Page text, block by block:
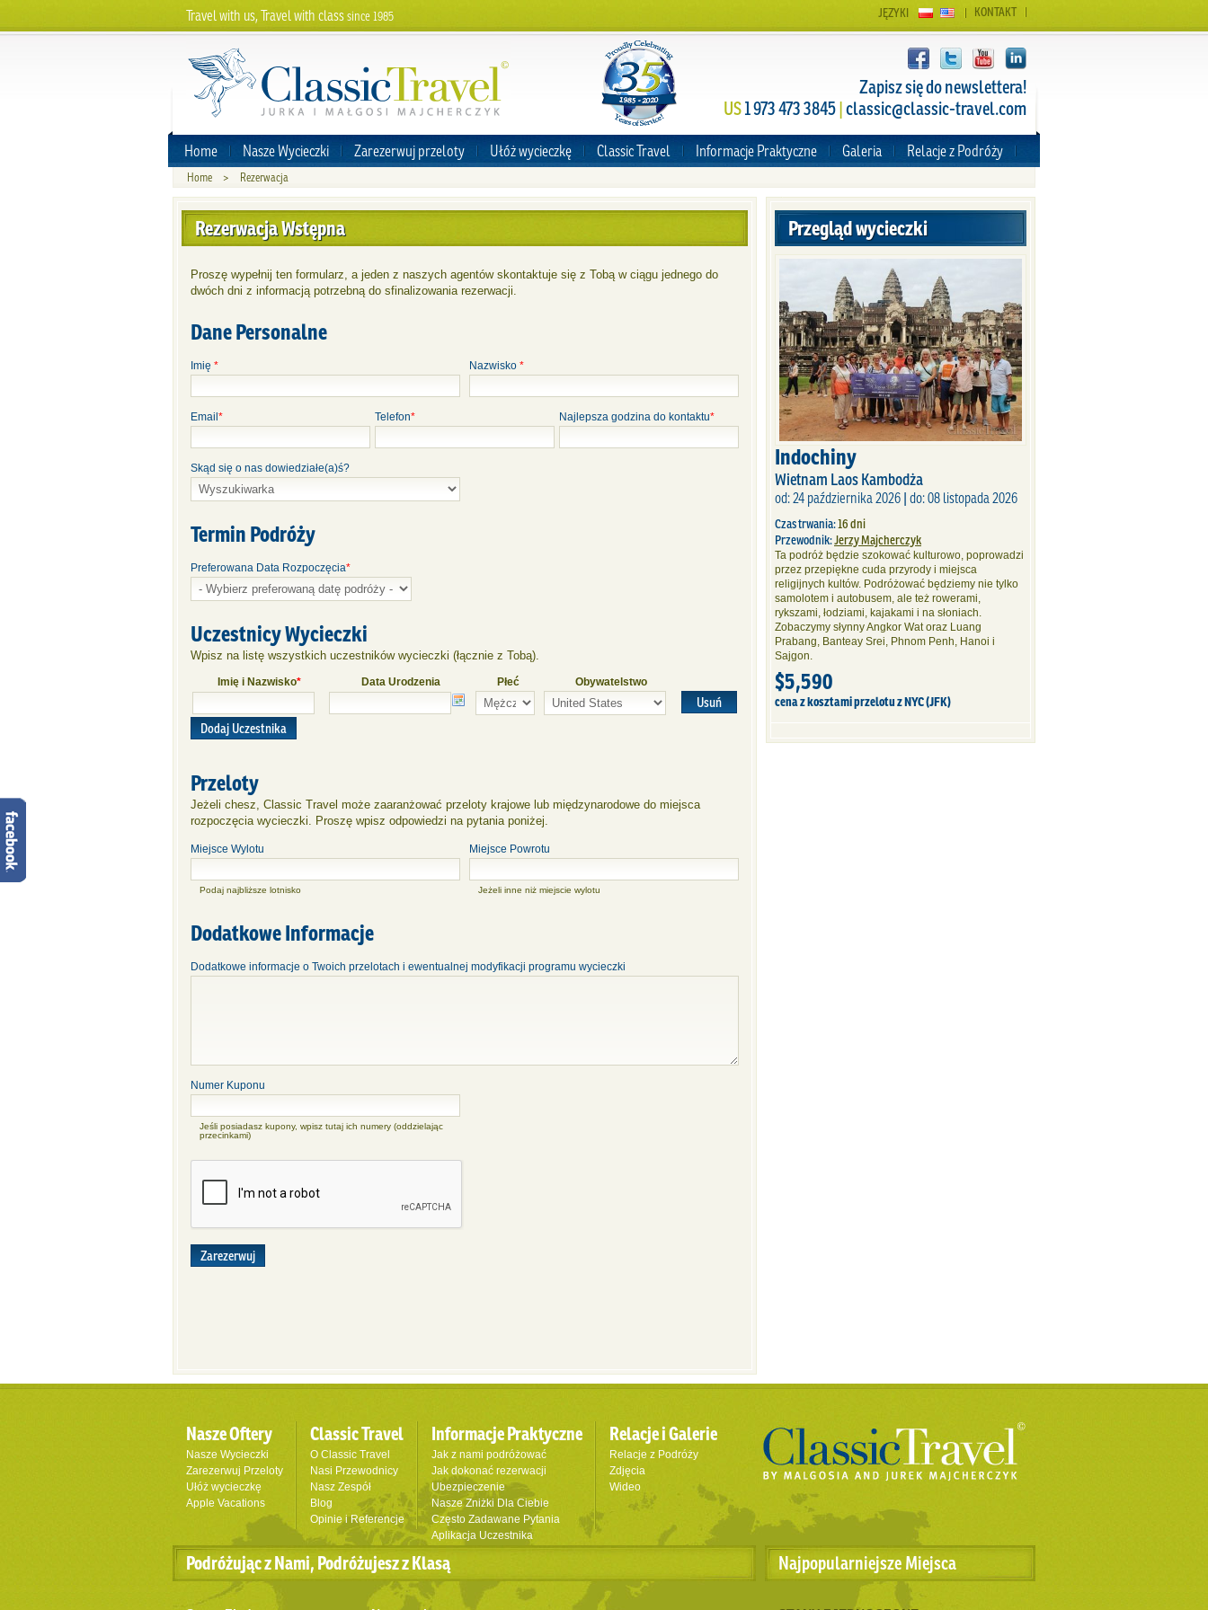
Travel with us, Travel with classsince 1985 KONTAKT
JĘZYKI
Zapisz się do newslettera!
US1 973 473 3845|classic@classic-travel.com
Home Nasze Wycieczki Zarezerwuj przeloty Ułóż wycieczkę Classic Travel Informacje Praktyczne Galeria Relacje z Podróży
Home > Rezerwacja
Rezerwacja Wstępna
Proszę wypełnij ten formularz, a jeden z naszych agentów skontaktuje się z Tobą w ciągu jednego do
dwóch dni z informacją potrzebną do sfinalizowania rezerwacji.
Dane Personalne
Imię * Nazwisko *
Email * Telefon* Najlepsza godzina do kontaktu*
Skąd się o nas dowiedziałe(a)ś?
Termin Podróży
Preferowana Data Rozpoczęcia*
Uczestnicy Wycieczki
Wpisz na listę wszystkich uczestników wycieczki (łącznie z Tobą).
Imię i Nazwisko* Data Urodzenia Płeć Obywatelstwo
Usuń
Dodaj Uczestnika
Przeloty
Jeżeli chesz, Classic Travel może zaaranżować przeloty krajowe lub międzynarodowe do miejsca
rozpoczęcia wycieczki. Proszę wpisz odpowiedzi na pytania poniżej.
Miejsce Wylotu
Podaj najbliższe lotnisko
Miejsce Powrotu
Jeżeli inne niż miejscie wylotu
Dodatkowe Informacje
Dodatkowe informacje o Twoich przelotach i ewentualnej modyfikacji programu wycieczki
Numer Kuponu
Jeśli posiadasz kupony, wpisz tutaj ich numery (oddzielając
przecinkami)
Zarezerwuj
Przegląd wycieczki
Indochiny
Wietnam Laos Kambodża
od: 24 października 2026 | do: 08 listopada 2026
Czas trwania:16 dni
Przewodnik:Jerzy Majcherczyk
Ta podróż będzie szokować kulturowo, poprowadzi
przez przepiękne cuda przyrody i miejsca
religijnych kultów. Podróżować będziemy nie tylko
samolotem i autobusem, ale też rowerami,
rykszami, łodziami, kajakami i na słoniach.
Zobaczymy słynny Angkor Wat oraz Luang
Prabang, Banteay Srei, Phnom Penh, Hanoi i
Sajgon.
$5,590
cena z kosztami przelotu z NYC (JFK)
Nasze Oftery
Nasze Wycieczki
Zarezerwuj Przeloty
Ułóż wycieczkę
Apple Vacations
Classic Travel
O Classic Travel
Nasi Przewodnicy
Nasz Zespół
Blog
Opinie i Referencje
Informacje Praktyczne
Jak z nami podróżować
Jak dokonać rezerwacji
Ubezpieczenie
Nasze Zniżki Dla Ciebie
Często Zadawane Pytania
Aplikacja Uczestnika
Relacje i Galerie
Relacje z Podróży
Zdjęcia
Wideo
Podróżując z Nami, Podróżujesz z Klasą Najpopularniejsze Miejsca